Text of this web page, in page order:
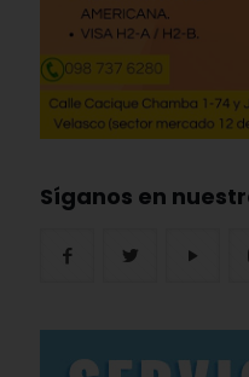
Síganos en